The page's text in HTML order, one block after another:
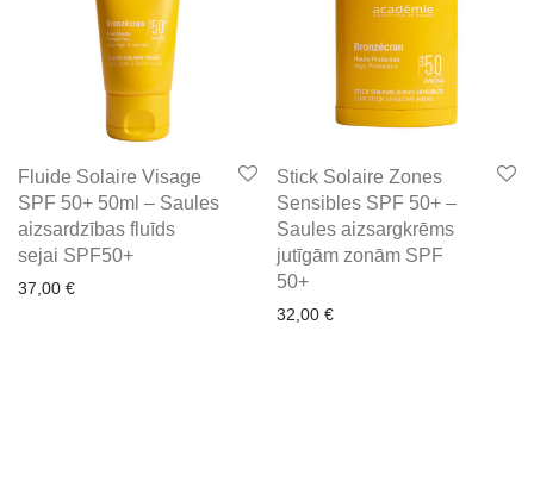
Fluide Solaire Visage
SPF 50+ 50ml – Saules
aizsardzības fluīds
sejai SPF50+
37,00 €
Stick Solaire Zones
Sensibles SPF 50+ –
Saules aizsargkrēms
jutīgām zonām SPF
50+
32,00 €